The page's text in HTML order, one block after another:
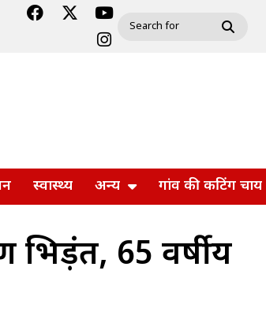
स्वास्थ्य अन्य गांव की कटिंग चाय
भिड़ंत, 65 वर्षीय